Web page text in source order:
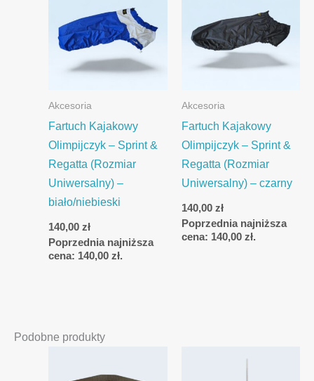
Akcesoria
Fartuch Kajakowy
Olimpijczyk – Sprint &
Regatta (Rozmiar
Uniwersalny) –
biało/niebieski
140,00zł
Poprzednia najniższa
cena: 140,00zł.
Akcesoria
Fartuch Kajakowy
Olimpijczyk – Sprint &
Regatta (Rozmiar
Uniwersalny) – czarny
140,00 zł
Poprzednia najniższa
cena: 140,00 zł.
Podobne produkty